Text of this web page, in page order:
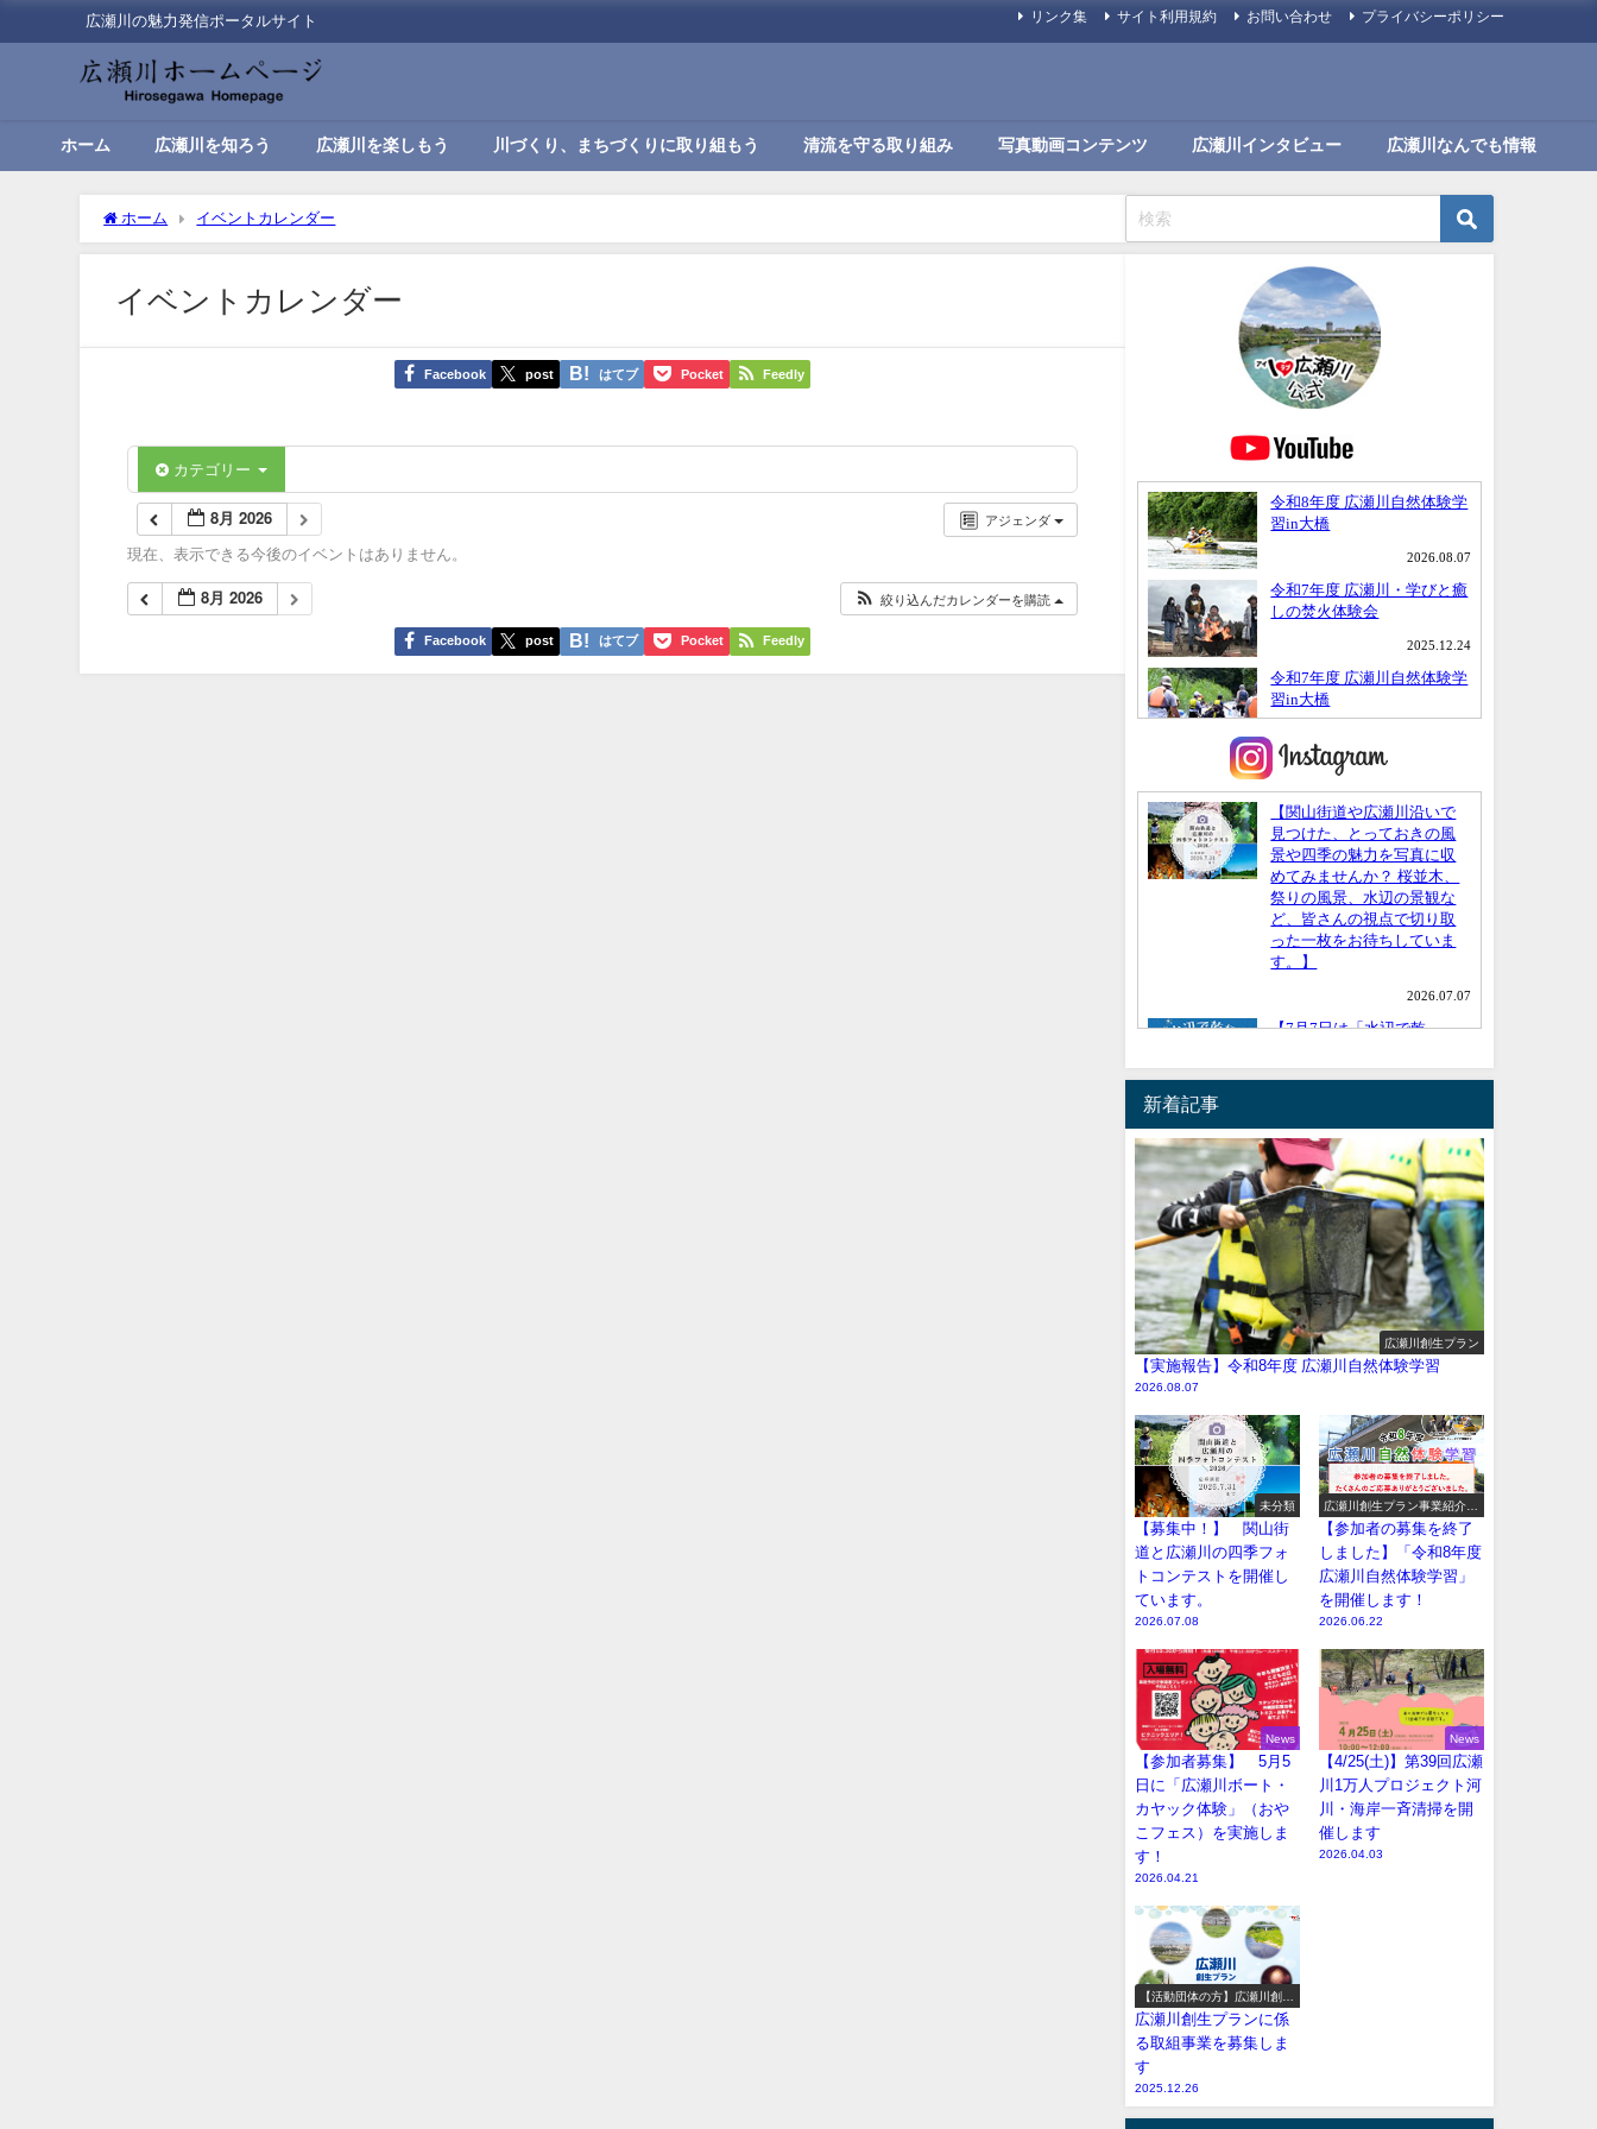
広瀬川の魅力発信ポータルサイト リンク集 サイト利用規約 お問い合わせ プライバシーポリシー
ホーム 広瀬川を知ろう 広瀬川を楽しもう 川づくり、まちづくりに取り組もう 清流を守る取り組み 写真動画コンテンツ 広瀬川インタビュー 広瀬川なんでも情報
ホーム イベントカレンダー
イベントカレンダー
Facebook post はてブ Pocket Feedly
カテゴリー
アジェンダ
8月 2026
現在、表示できる今後のイベントはありません。
8月 2026
絞り込んだカレンダーを購読
Facebook post はてブ Pocket Feedly
新着記事
広瀬川創生プラン
【実施報告】令和8年度 広瀬川自然体験学習
2026.08.07
未分類
【募集中！】 関山街
道と広瀬川の四季フォ
トコンテストを開催し
ています。
2026.07.08
広瀬川創生プラン事業紹介
（イベント系）
【参加者の募集を終了
しました】「令和8年度
広瀬川自然体験学習」
を開催します！
2026.06.22
News
【参加者募集】 5月5
日に「広瀬川ボート・
カヤック体験」（おや
こフェス）を実施しま
す！
2026.04.21
News
【4/25(土)】第39回広瀬
川1万人プロジェクト河
川・海岸一斉清掃を開
催します
2026.04.03
【活動団体の方】広瀬川創生
プラン参加事業の募集
広瀬川創生プランに係
る取組事業を募集しま
す
2025.12.26